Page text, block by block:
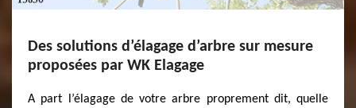
Des solutions d’élagage d’arbre sur mesure
proposées par WK Elagage
A part l’élagage de votre arbre proprement dit, quelle